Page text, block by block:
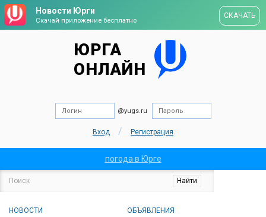
Новости Юрги
Скачай приложение бесплатно
СКАЧАТЬ
ЮРГА
ОНЛАЙН
@yugs.ru
Вход / Регистрация
погода в Юрге
НОВОСТИ ОБЪЯВЛЕНИЯ